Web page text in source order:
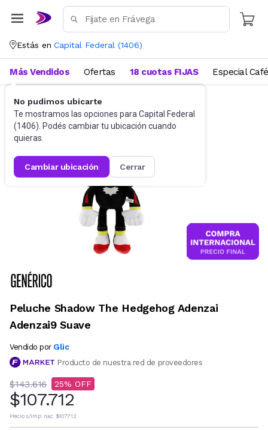
Estás en Capital Federal (1406)
No pudimos ubicarte
Te mostramos las opciones para Capital Federal
(1406). Podés cambiar tu ubicación cuando
quieras.
cambiar ubicación cerrar
Más Vendidos Ofertas 18 cuotas FIJAS Especial Café
Juguetes y Juegos
Peluche Shadow The Hedgehog Adenzai
Adenzai9 Suave
Vendido por Glic
Producto de nuestra red de proveedores
$143.616 25
$107.712
Precio s/imp. nac. $107.712